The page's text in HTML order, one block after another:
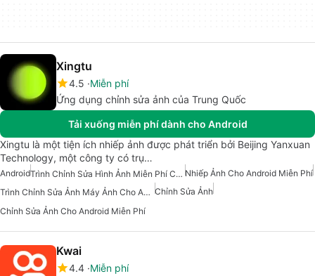
Xingtu
4.5 Miễn phí
Ứng dụng chỉnh sửa ảnh của Trung Quốc
Tải xuống miễn phí dành cho Android
Xingtu là một tiện ích nhiếp ảnh được phát triển bởi Beijing Yanxuan
Technology, một công ty có trụ…
Android Trình Chỉnh Sửa Hình Ảnh Miễn Phí Cho Android Nhiếp Ảnh Cho Android Miễn Phí
Trình Chỉnh Sửa Ảnh Máy Ảnh Cho Android Chỉnh Sửa Ảnh
Chỉnh Sửa Ảnh Cho Android Miễn Phí
Kwai
4.4 Miễn phí